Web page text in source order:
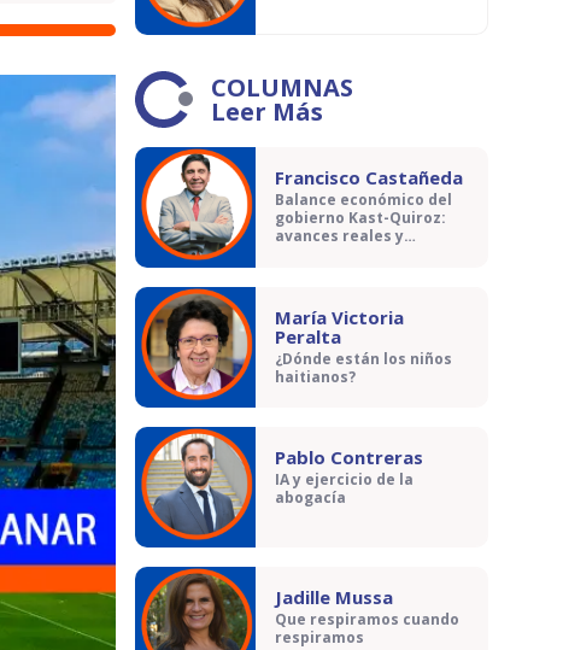
COLUMNAS
Leer Más
Francisco Castañeda
Balance económico del
gobierno Kast-Quiroz:
avances reales y
María Victoria
Peralta
¿Dónde están los niños
haitianos?
Pablo Contreras
IA y ejercicio de la
abogacía
Jadille Mussa
Que respiramos cuando
respiramos